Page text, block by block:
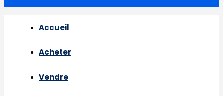
Accueil
Acheter
Vendre